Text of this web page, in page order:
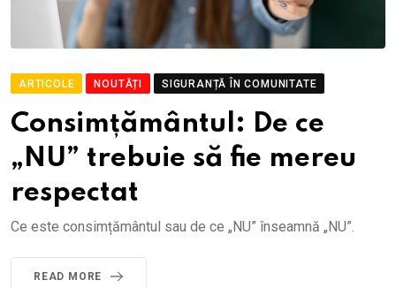
ARTICOLE NOUTĂȚI SIGURANȚĂ ÎN COMUNITATE
Consimțământul: De ce
„NU” trebuie să fie mereu
respectat
Ce este consimțământul sau de ce „NU” înseamnă „NU”.
READ MORE